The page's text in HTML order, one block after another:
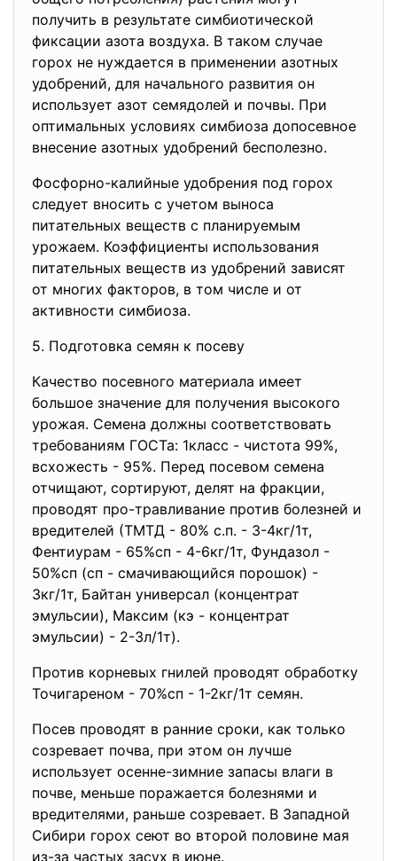
получить в результате симбиотической
фиксации азота воздуха. В таком случае
горох не нуждается в применении азотных
удобрений, для начального развития он
использует азот семядолей и почвы. При
оптимальных условиях симбиоза допосевное
внесение азотных удобрений бесполезно.
Фосфорно-калийные удобрения под горох
следует вносить с учетом выноса
питательных веществ с планируемым
урожаем. Коэффициенты использования
питательных веществ из удобрений зависят
от многих факторов, в том числе и от
активности симбиоза.
5. Подготовка семян к посеву
Качество посевного материала имеет
большое значение для получения высокого
урожая. Семена должны соответствовать
требованиям ГОСТа: 1класс - чистота 99%,
всхожесть - 95%. Перед посевом семена
отчищают, сортируют, делят на фракции,
проводят про-травливание против болезней и
вредителей (ТМТД - 80% с.п. - 3-4кг/1т,
Фентиурам - 65%сп - 4-6кг/1т, Фундазол -
50%сп (сп - смачивающийся порошок) -
3кг/1т, Байтан универсал (концентрат
эмульсии), Максим (кэ - концентрат
эмульсии) - 2-3л/1т).
Против корневых гнилей проводят обработку
Точигареном - 70%сп - 1-2кг/1т семян.
Посев проводят в ранние сроки, как только
созревает почва, при этом он лучше
использует осенне-зимние запасы влаги в
почве, меньше поражается болезнями и
вредителями, раньше созревает. В Западной
Сибири горох сеют во второй половине мая
из-за частых засух в июне.